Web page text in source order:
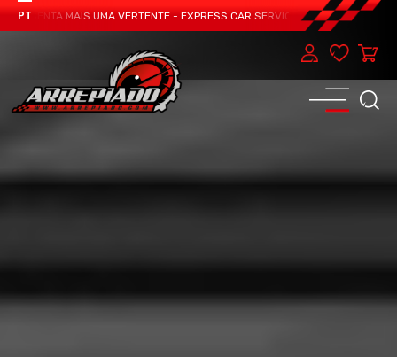
PT MAIS UMA VERTENTE - EXPRESS CAR SERVICE, MANUTENÇÃO DO TEU